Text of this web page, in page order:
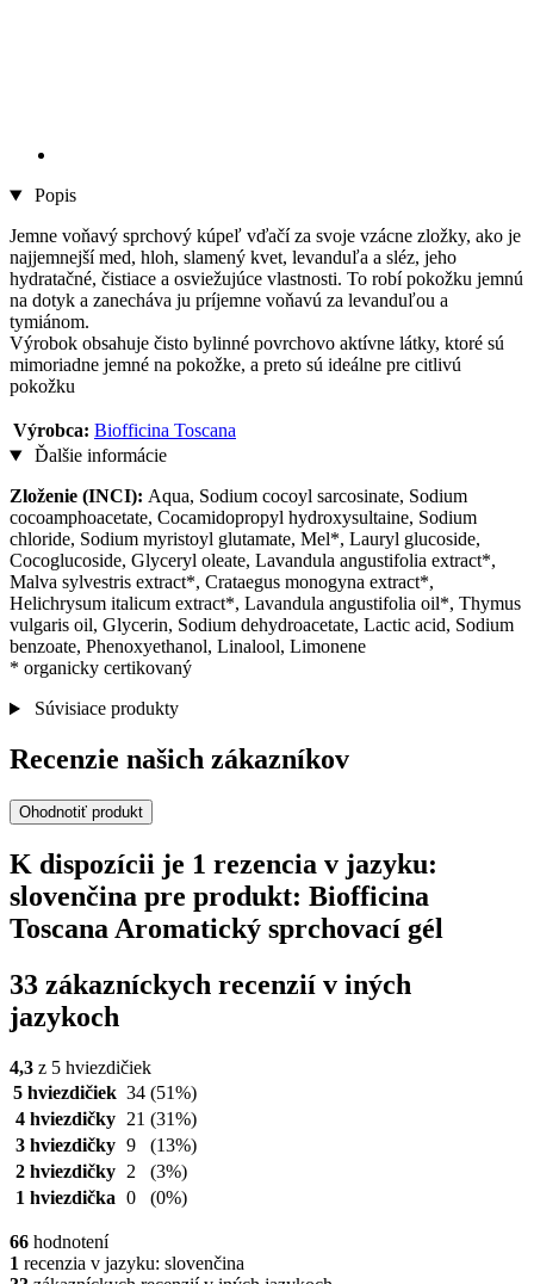
Popis
Jemne voňavý sprchový kúpeľ vďačí za svoje vzácne zložky, ako je
najjemnejší med, hloh, slamený kvet, levanduľa a sléz, jeho
hydratačné, čistiace a osviežujúce vlastnosti. To robí pokožku jemnú
na dotyk a zanecháva ju príjemne voňavú za levanduľou a
tymiánom.
Výrobok obsahuje čisto bylinné povrchovo aktívne látky, ktoré sú
mimoriadne jemné na pokožke, a preto sú ideálne pre citlivú
pokožku
Výrobca: Biofficina Toscana
Ďalšie informácie
Zloženie (INCI): Aqua, Sodium cocoyl sarcosinate, Sodium
cocoamphoacetate, Cocamidopropyl hydroxysultaine, Sodium
chloride, Sodium myristoyl glutamate, Mel*, Lauryl glucoside,
Cocoglucoside, Glyceryl oleate, Lavandula angustifolia extract*,
Malva sylvestris extract*, Crataegus monogyna extract*,
Helichrysum italicum extract*, Lavandula angustifolia oil*, Thymus
vulgaris oil, Glycerin, Sodium dehydroacetate, Lactic acid, Sodium
benzoate, Phenoxyethanol, Linalool, Limonene
* organicky certikovaný
Súvisiace produkty
Recenzie našich zákazníkov
Ohodnotiť produkt
K dispozícii je 1 rezencia v jazyku:
slovenčina pre produkt: Biofficina
Toscana Aromatický sprchovací gél
33 zákazníckych recenzií v iných
jazykoch
4,3 z 5 hviezdičiek
5 hviezdičiek 34 (51%)
4 hviezdičky
21 (31%)
3 hviezdičky 9
(13%)
2 hviezdičky
2
(3%)
1 hviezdička 0 (0%)
66 hodnotení
1 recenzia v jazyku: slovenčina